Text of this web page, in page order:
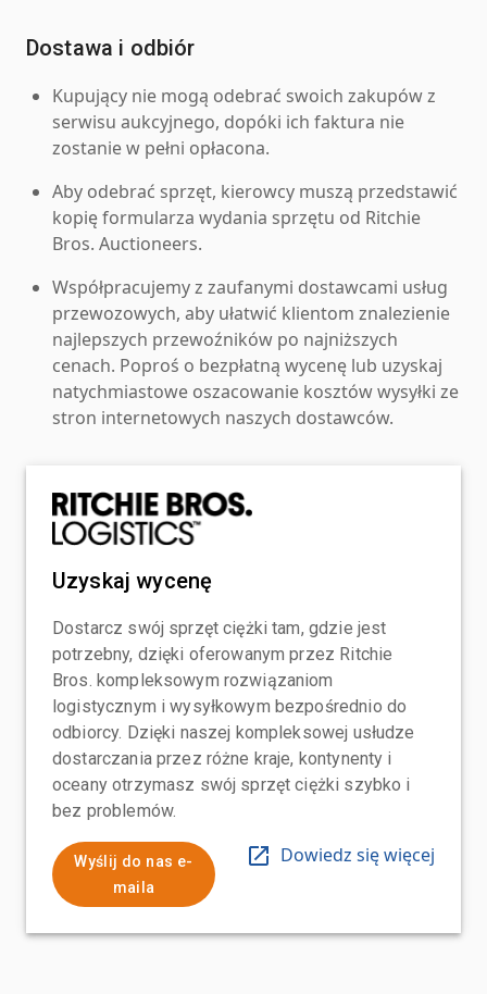
Dostawa i odbiór
Kupujący nie mogą odebrać swoich zakupów z
serwisu aukcyjnego, dopóki ich faktura nie
zostanie w pełni opłacona.
Aby odebrać sprzęt, kierowcy muszą przedstawić
kopię formularza wydania sprzętu od Ritchie
Bros. Auctioneers.
Współpracujemy z zaufanymi dostawcami usług
przewozowych, aby ułatwić klientom znalezienie
najlepszych przewoźników po najniższych
cenach. Poproś o bezpłatną wycenę lub uzyskaj
natychmiastowe oszacowanie kosztów wysyłki ze
stron internetowych naszych dostawców.
Uzyskaj wycenę
Dostarcz swój sprzęt ciężki tam, gdzie jest
potrzebny, dzięki oferowanym przez Ritchie
Bros. kompleksowym rozwiązaniom
logistycznym i wysyłkowym bezpośrednio do
odbiorcy. Dzięki naszej kompleksowej usłudze
dostarczania przez różne kraje, kontynenty i
oceany otrzymasz swój sprzęt ciężki szybko i
bez problemów.
Wyślij do nas e-
maila
Dowiedz się więcej